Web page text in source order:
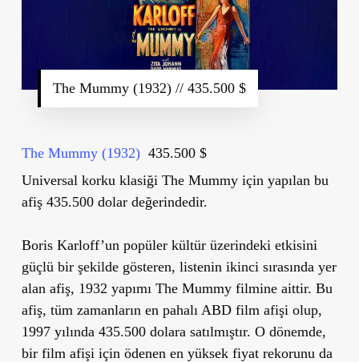
The Mummy (1932) // 435.500 $
The Mummy (1932) 435.500 $
Universal korku klasiği The Mummy için yapılan bu
afiş 435.500 dolar değerindedir.
Boris Karloff’un popüler kültür üzerindeki etkisini
güçlü bir şekilde gösteren, listenin ikinci sırasında yer
alan afiş, 1932 yapımı The Mummy filmine aittir. Bu
afiş, tüm zamanların en pahalı ABD film afişi olup,
1997 yılında 435.500 dolara satılmıştır. O dönemde,
bir film afişi için ödenen en yüksek fiyat rekorunu da